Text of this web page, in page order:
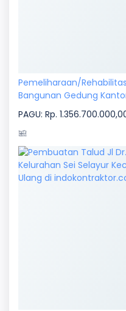
Pemeliharaan/
Bangunan Gedung
PAGU: Rp.